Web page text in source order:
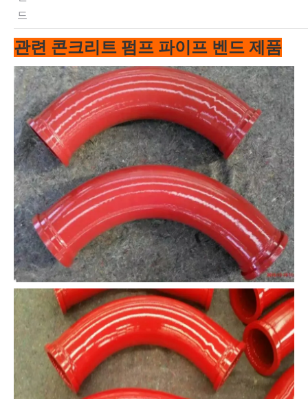
드
관련 콘크리트 펌프 파이프 벤드 제품